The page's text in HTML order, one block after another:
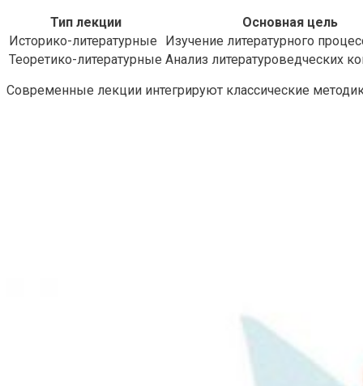
Тип лекции
Основная цель
Историко-литературные
Изучение литературного
Теоретико-литературные Анализ литературоведческих
Современные лекции интегрируют классические